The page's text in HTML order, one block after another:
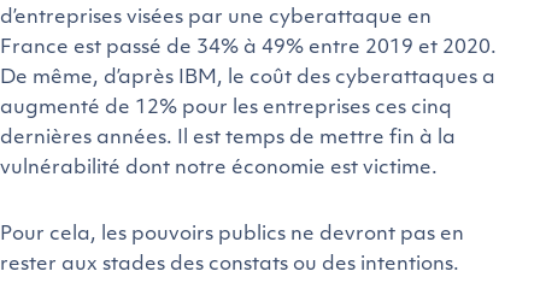
d’entreprises visées par une cyberattaque en
France est passé de 34% à 49% entre 2019 et 2020.
De même, d’après IBM, le coût des cyberattaques a
augmenté de 12% pour les entreprises ces cinq
dernières années. Il est temps de mettre fin à la
vulnérabilité dont notre économie est victime.
Pour cela, les pouvoirs publics ne devront pas en
rester aux stades des constats ou des intentions.